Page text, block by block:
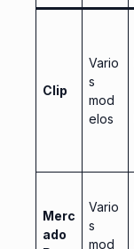
Clip
Vario
s
mod
elos
Merc
ado
Vario
s
mod